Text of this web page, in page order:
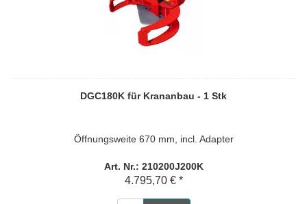
DGC180K für Krananbau - 1 Stk
Öffnungsweite 670 mm, incl. Adapter
Art. Nr.: 210200J200K
4.795,70 € *